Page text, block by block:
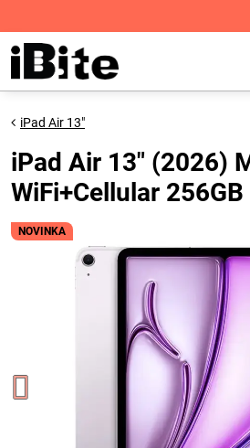
NOVINKA
iPad Air 13"
iPad Air 13" (2026)
WiFi+Cellular